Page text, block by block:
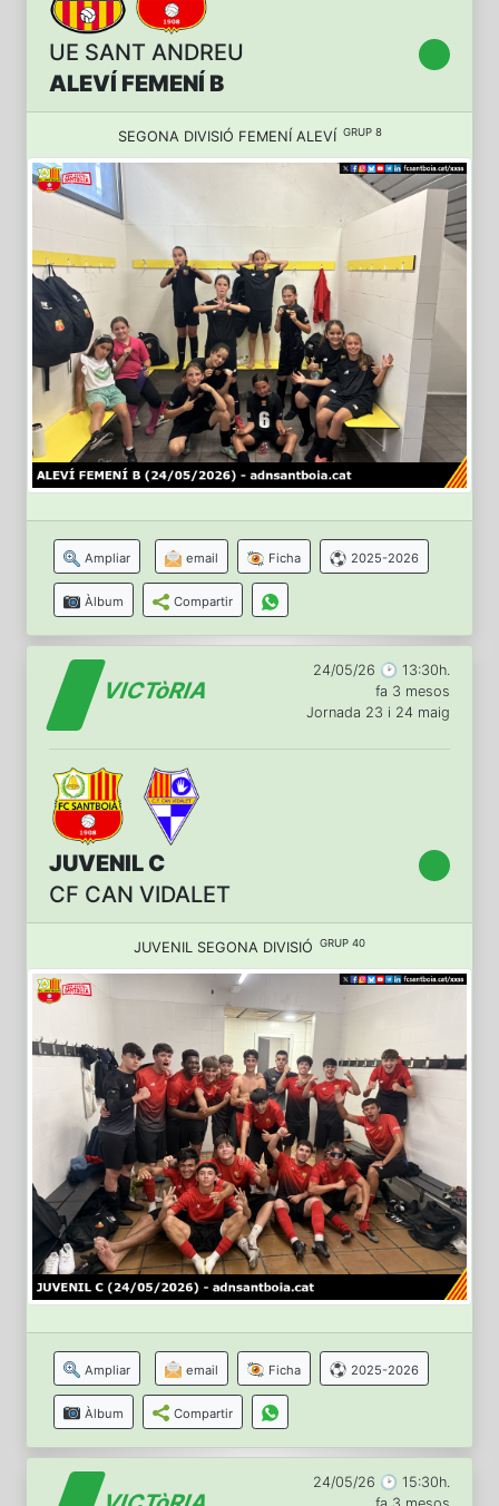
UE SANT ANDREU
ALEVÍ FEMENÍ B
SEGONA DIVISIÓ FEMENÍ ALEVÍGRUP 8
Ampliar email Ficha 2025-2026
Àlbum Compartir
VICTòRIA
24/05/26 🕑 13:30h.
fa 3 mesos
Jornada 23 i 24 maig
JUVENIL C
CF CAN VIDALET
JUVENIL SEGONA DIVISIÓ GRUP 40
Ampliar email Ficha 2025-2026
Àlbum Compartir
24/05/26 🕑 15:30h.